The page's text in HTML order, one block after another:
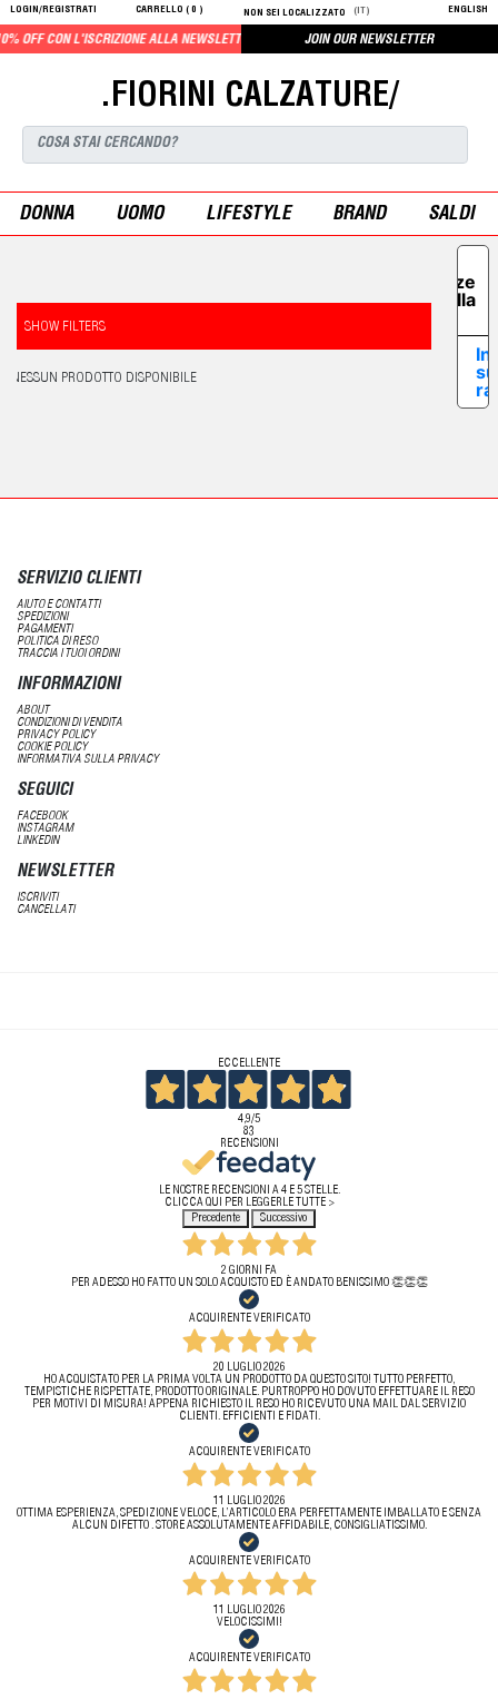
LOGIN/REGISTRATI CARRELLO ( 0 ) NON SEI LOCALIZZATO (IT) ENGLISH
OFF CON L'ISCRIZIONE ALLA NEWSLETTER JOIN OUR NEWSLETTER
.FIORINI CALZATURE/
DONNA UOMO LIFESTYLE BRAND SALDI
SHOW FILTERS
NESSUN PRODOTTO DISPONIBILE
SERVIZIO CLIENTI
AIUTO E CONTATTI
SPEDIZIONI
PAGAMENTI
POLITICA DI RESO
TRACCIA I TUOI ORDINI
INFORMAZIONI
ABOUT
CONDIZIONI DI VENDITA
PRIVACY POLICY
COOKIE POLICY
INFORMATIVA SULLA PRIVACY
SEGUICI
FACEBOOK
INSTAGRAM
LINKEDIN
NEWSLETTER
ISCRIVITI
CANCELLATI
ECCELLENTE
4,9/5
83
RECENSIONI
LE NOSTRE RECENSIONI A 4 E 5 STELLE.
CLICCA QUI PER LEGGERLE TUTTE >
Precedente
Successivo
2 GIORNI FA
PER ADESSO HO FATTO UN SOLO ACQUISTO ED È ANDATO BENISSIMO 👏👏👏
ACQUIRENTE VERIFICATO
20 LUGLIO 2026
HO ACQUISTATO PER LA PRIMA VOLTA UN PRODOTTO DA QUESTO SITO! TUTTO PERFETTO,
TEMPISTICHE RISPETTATE, PRODOTTO ORIGINALE. PURTROPPO HO DOVUTO EFFETTUARE IL RESO
PER MOTIVI DI MISURA! APPENA RICHIESTO IL RESO HO RICEVUTO UNA MAIL DAL SERVIZIO
CLIENTI. EFFICIENTI E FIDATI.
ACQUIRENTE VERIFICATO
11 LUGLIO 2026
OTTIMA ESPERIENZA, SPEDIZIONE VELOCE, L’ARTICOLO ERA PERFETTAMENTE IMBALLATO E SENZA
ALCUN DIFETTO . STORE ASSOLUTAMENTE AFFIDABILE, CONSIGLIATISSIMO.
ACQUIRENTE VERIFICATO
11 LUGLIO 2026
VELOCISSIMI!
ACQUIRENTE VERIFICATO
preferenze
relative alla